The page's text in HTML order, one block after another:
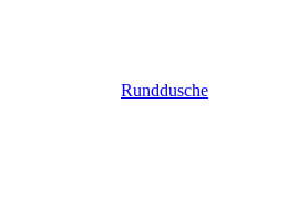
Runddusche